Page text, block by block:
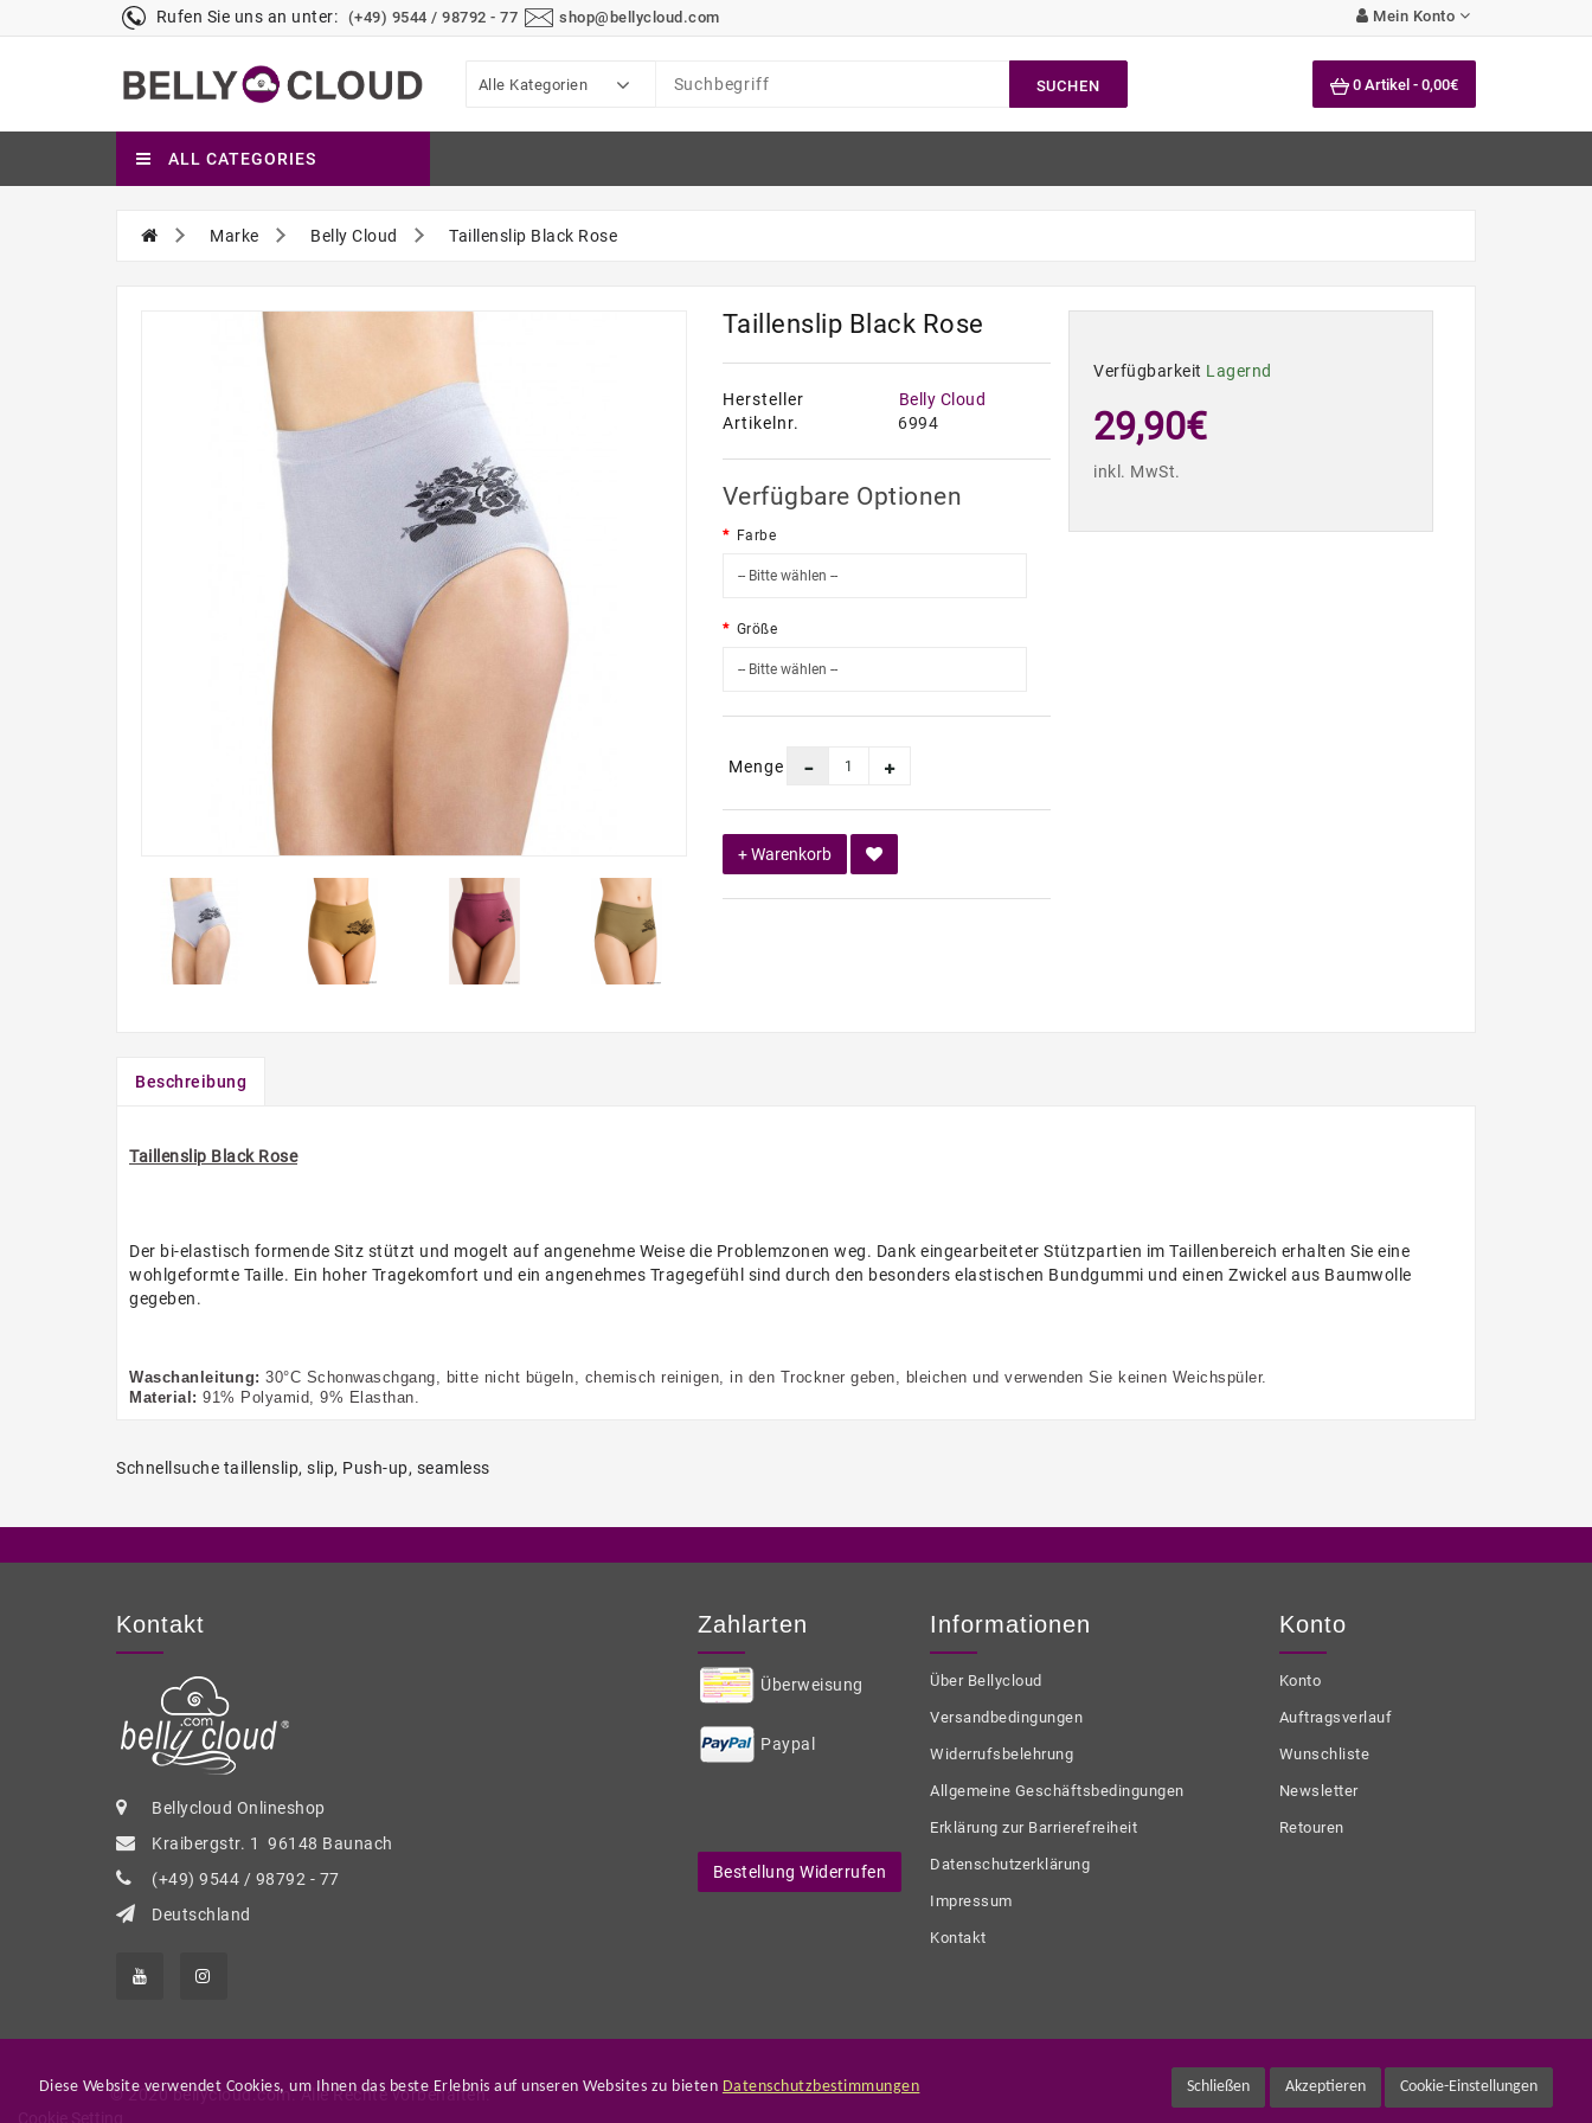
Rufen Sie uns an unter: (+49) 9544 / 98792 - 77 shop@bellycloud.com Mein Konto
Alle Kategorien SUCHEN 0 Artikel - 0,00€
ALL CATEGORIES
Marke Belly Cloud Taillenslip Black Rose
Taillenslip Black Rose
Hersteller
Belly Cloud
Artikelnr.
6994
Verfügbare Optionen
Farbe
Größe
Menge
+ Warenkorb
Verfügbarkeit Lagernd
29,90€
inkl. MwSt.
Beschreibung
Taillenslip Black Rose
Der bi-elastisch formende Sitz stützt und mogelt auf angenehme Weise die Problemzonen weg. Dank eingearbeiteter Stützpartien im Taillenbereich erhalten Sie eine
wohlgeformte Taille. Ein hoher Tragekomfort und ein angenehmes Tragegefühl sind durch den besonders elastischen Bundgummi und einen Zwickel aus Baumwolle
gegeben.
Waschanleitung: 30°C Schonwaschgang, bitte nicht bügeln, chemisch reinigen, in den Trockner geben, bleichen und verwenden Sie keinen Weichspüler.
Material: 91% Polyamid, 9% Elasthan.
Schnellsuche taillenslip, slip, Push-up, seamless
Kontakt
Bellycloud Onlineshop
Kraibergstr. 1 96148 Baunach
(+49) 9544 / 98792 - 77
Deutschland
Zahlarten
Überweisung
Paypal
Bestellung Widerrufen
Informationen
Über Bellycloud
Versandbedingungen
Widerrufsbelehrung
Allgemeine Geschäftsbedingungen
Erklärung zur Barrierefreiheit
Datenschutzerklärung
Impressum
Kontakt
Konto
Konto
Auftragsverlauf
Wunschliste
Newsletter
Retouren
© 2020 bellycloud.com. Alle Rechte vorbehalten.
Diese Website verwendet Cookies, um Ihnen das beste Erlebnis auf unseren Websites zu bieten Datenschutzbestimmungen Schließen Akzeptieren Cookie-Einstellungen